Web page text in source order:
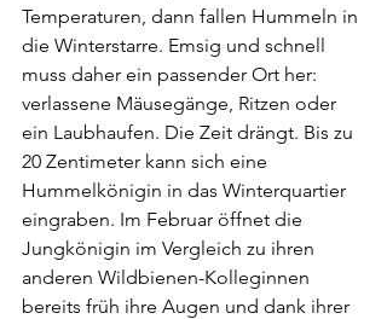
Temperaturen, dann fallen Hummeln in
die Winterstarre. Emsig und schnell
muss daher ein passender Ort her:
verlassene Mäusegänge, Ritzen oder
ein Laubhaufen. Die Zeit drängt. Bis zu
20 Zentimeter kann sich eine
Hummelkönigin in das Winterquartier
eingraben. Im Februar öffnet die
Jungkönigin im Vergleich zu ihren
anderen Wildbienen-Kolleginnen
bereits früh ihre Augen und dank ihrer